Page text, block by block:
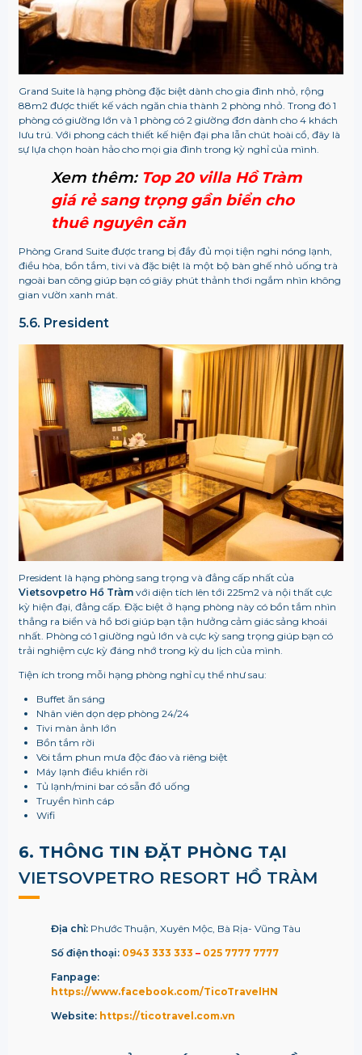
Grand Suite là hạng phòng đặc biệt dành cho gia đình nhỏ, rộng
88m2 được thiết kế vách ngăn chia thành 2 phòng nhỏ. Trong đó 1
phòng có giường lớn và 1 phòng có 2 giường đơn dành cho 4 khách
lưu trú. Với phong cách thiết kế hiện đại pha lẫn chút hoài cổ, đây là
sự lựa chọn hoàn hảo cho mọi gia đình trong kỳ nghỉ của mình.
Xem thêm: Top 20 villa Hồ Tràm
giá rẻ sang trọng gần biển cho
thuê nguyên căn
Phòng Grand Suite được trang bị đầy đủ mọi tiện nghi nóng lạnh,
điều hòa, bồn tắm, tivi và đặc biệt là một bộ bàn ghế nhỏ uống trà
ngoài ban công giúp bạn có giây phút thảnh thơi ngắm nhìn không
gian vườn xanh mát.
5.6. President
President là hạng phòng sang trọng và đẳng cấp nhất của
Vietsovpetro Hồ Tràmvới diện tích lên tới 225m2 và nội thất cực
kỳ hiện đại, đẳng cấp. Đặc biệt ở hạng phòng này có bồn tắm nhìn
thẳng ra biển và hồ bơi giúp bạn tận hưởng cảm giác sảng khoái
nhất. Phòng có 1 giường ngủ lớn và cực kỳ sang trọng giúp bạn có
trải nghiệm cực kỳ đáng nhớ trong kỳ du lịch của mình.
Tiện ích trong mỗi hạng phòng nghỉ cụ thể như sau:
Buffet ăn sáng
Nhân viên dọn dẹp phòng 24/24
Tivi màn ảnh lớn
Bồn tắm rời
Vòi tắm phun mưa độc đáo và riêng biệt
Máy lạnh điều khiển rời
Tủ lạnh/mini bar có sẵn đồ uống
Truyền hình cáp
Wifi
6. THÔNG TIN ĐẶT PHÒNG TẠI
VIETSOVPETRO RESORT HỒ TRÀM
Địa chỉ:Phước Thuận, Xuyên Mộc, Bà Rịa- Vũng Tàu
Số điện thoại: 0943 333 333 – 025 7777 7777
Fanpage:
https://www.facebook.com/TicoTravelHN
Website: https://ticotravel.com.vn